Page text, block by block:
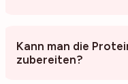
Kann man die
zubereiten?